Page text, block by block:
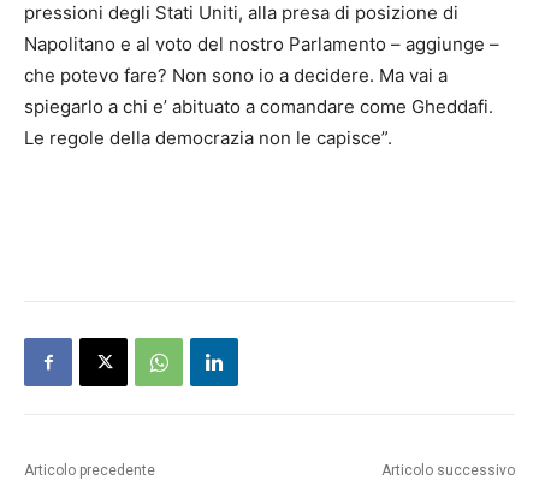
pressioni degli Stati Uniti, alla presa di posizione di
Napolitano e al voto del nostro Parlamento – aggiunge –
che potevo fare? Non sono io a decidere. Ma vai a
spiegarlo a chi e’ abituato a comandare come Gheddafi.
Le regole della democrazia non le capisce”.
Articolo precedente Articolo successivo